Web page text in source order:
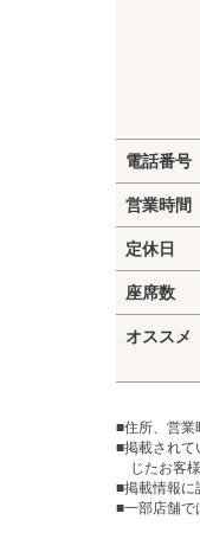
電話番号
営業時間
定休日
座席数
オススメ
■住所、営業
■掲載されて
じたお客
■掲載情報に
■一部店舗で